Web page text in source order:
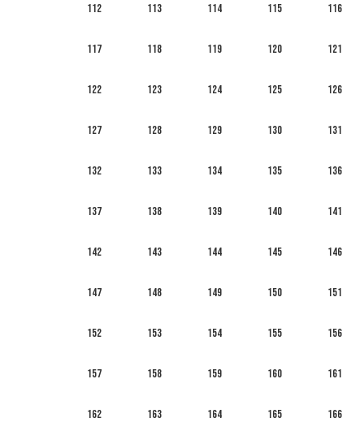
112 113 114 115 116
117 118 119 120 121
122 123 124 125 126
127 128 129 130 131
132 133 134 135 136
137 138 139 140 141
142 143 144 145 146
147 148 149 150 151
152 153 154 155 156
157 158 159 160 161
162 163 164 165 166